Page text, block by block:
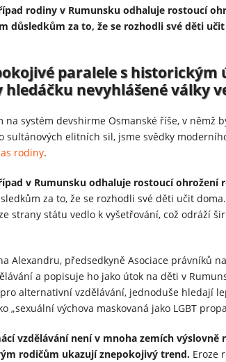
rodiny v Rumunsku odhaluje rostoucí
důsledkům za to, že se rozhodli své děti
paralele s historickým
hledáčku nevyhlášené války
na systém devshirme Osmanské říše, v němž
sultánových elitních sil, jsme svědky
rodiny.
v Rumunsku odhaluje rostoucí ohrožení
za to, že se rozhodli své děti učit
strany státu vedlo k vyšetřování, což odráží
Alexandru, předsedkyně Asociace právníků
a popisuje ho jako útok na děti v
alternativní vzdělávání, jednoduše hledají
„sexuální výchova maskovaná jako LGBT
vzdělávání není v mnoha zemích
rodičům ukazují znepokojivý trend. Eroze